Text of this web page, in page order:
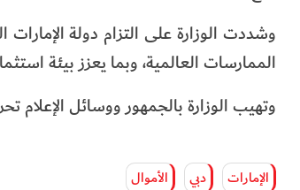
وشددت الوزارة على التزام دولة
الممارسات العالمية، وبما يعزز بيئة
وتهيب الوزارة بالجمهور ووسائل
الإمارات دبي الأموال